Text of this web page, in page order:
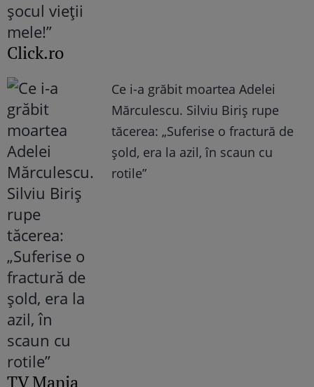
Click.ro
Ce i-a grăbit moartea Adelei
Mărculescu. Silviu Biriș rupe
tăcerea: „Suferise o fractură de
șold, era la azil, în scaun cu
rotile”
TV Mania